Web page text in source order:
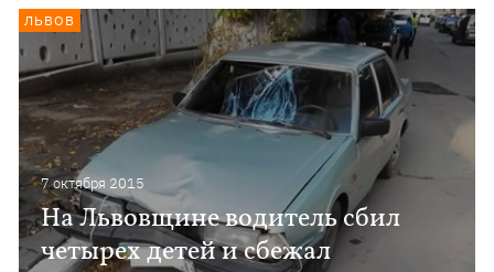
7 октября 2015
На Львовщине водитель сбил
четырех детей и сбежал
ЛЬВОВ